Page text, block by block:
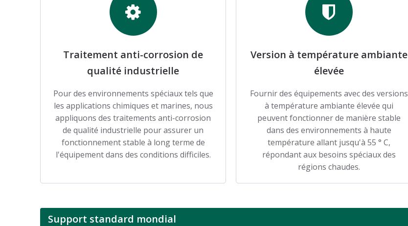
Traitement anti-corrosion de
qualité industrielle
Pour des environnements spéciaux tels que
les applications chimiques et marines, nous
appliquons des traitements anti-corrosion
de qualité industrielle pour assurer un
fonctionnement stable à long terme de
l'équipement dans des conditions difficiles.
Version à température ambiante
élevée
Fournir des équipements avec des versions
à température ambiante élevée qui
peuvent fonctionner de manière stable
dans des environnements à haute
température allant jusqu'à 55 ° C,
répondant aux besoins spéciaux des
régions chaudes.
Support standard mondial